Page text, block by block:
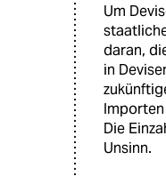
Um
daran,
in
Die
Unsinn.